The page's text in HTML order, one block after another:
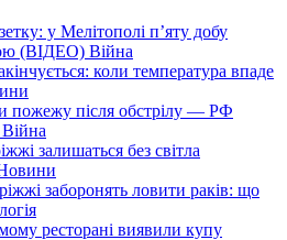
у Мелітополі п’яту добу
(ВІДЕО) Війна
коли температура впаде
пожежу після обстрілу — РФ
Війна
залишаться без світла
заборонять ловити раків: що
ресторані виявили купу